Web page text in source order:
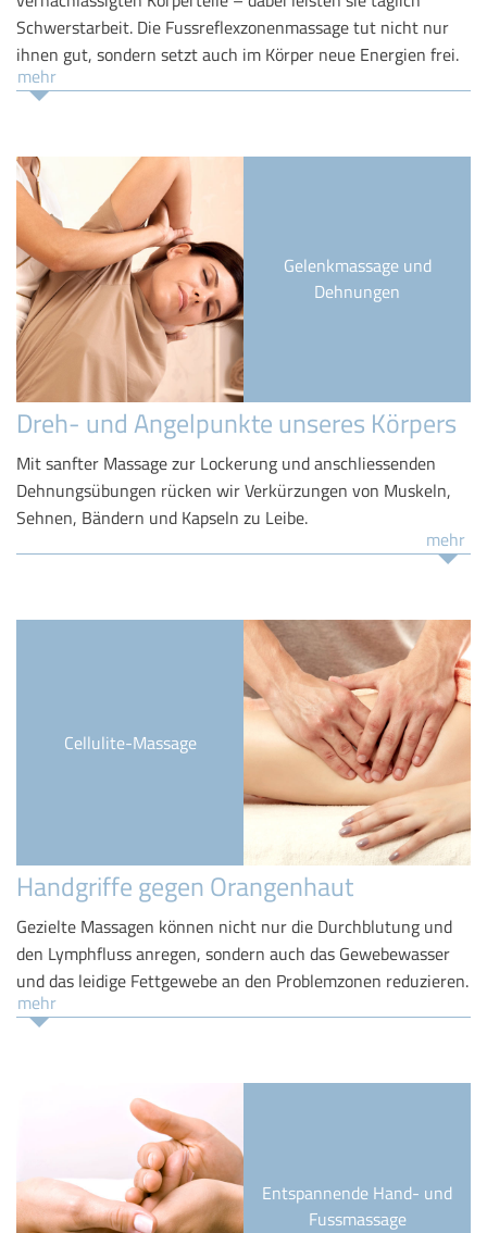
Schwerstarbeit. Die Fussreflexzonenmassage tut nicht nur
ihnen gut, sondern setzt auch im Körper neue Energien frei.
mehr
Gelenkmassage und
Dehnungen
Dreh- und Angelpunkte unseres Körpers
Mit sanfter Massage zur Lockerung und anschliessenden
Dehnungsübungen rücken wir Verkürzungen von Muskeln,
Sehnen, Bändern und Kapseln zu Leibe.
mehr
Cellulite-Massage
Handgriffe gegen Orangenhaut
Gezielte Massagen können nicht nur die Durchblutung und
den Lymphfluss anregen, sondern auch das Gewebewasser
und das leidige Fettgewebe an den Problemzonen reduzieren.
mehr
Entspannende Hand- und
Fussmassage